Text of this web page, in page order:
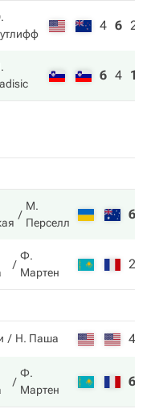
4 6 2
6 4 10
М.
Перселл
6
Ф.
Мартен
2
Н. Паша 4
Ф.
Мартен
6